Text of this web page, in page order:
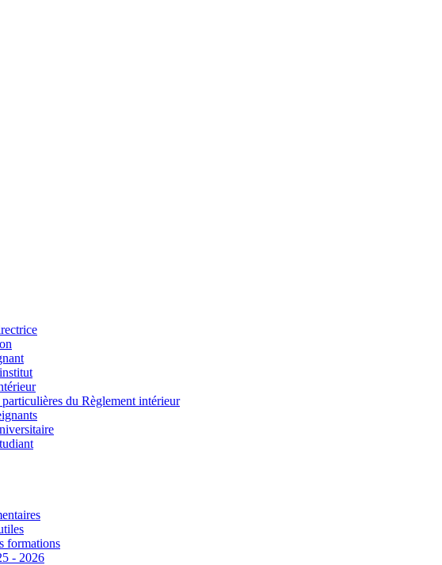
du Règlement intérieur
formations
- 2026